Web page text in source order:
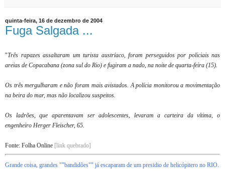
quinta-feira, 16 de dezembro de 2004
Fuga Salgada ...
"Três rapazes assaltaram um turista austríaco, foram perseguidos por policiais nas
areias de Copacabana (zona sul do Rio) e fugiram a nado, na noite de quarta-feira (15).
Os três mergulharam e não foram mais avistados. A polícia monitorou a movimentação
na beira do mar, mas não localizou suspeitos.
Os ladrões, que aparentavam ser adolescentes, levaram a carteira da vítima, o
engenheiro Herger Fleischer, 65.
Fonte: Folha Online [link quebrado]
Grande coisa, grandes ""bandidões"" já escaparam de um presidio de helicópitero no RIO.